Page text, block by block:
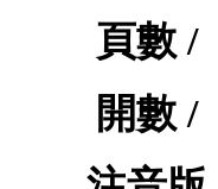
頁數 /
開數 /